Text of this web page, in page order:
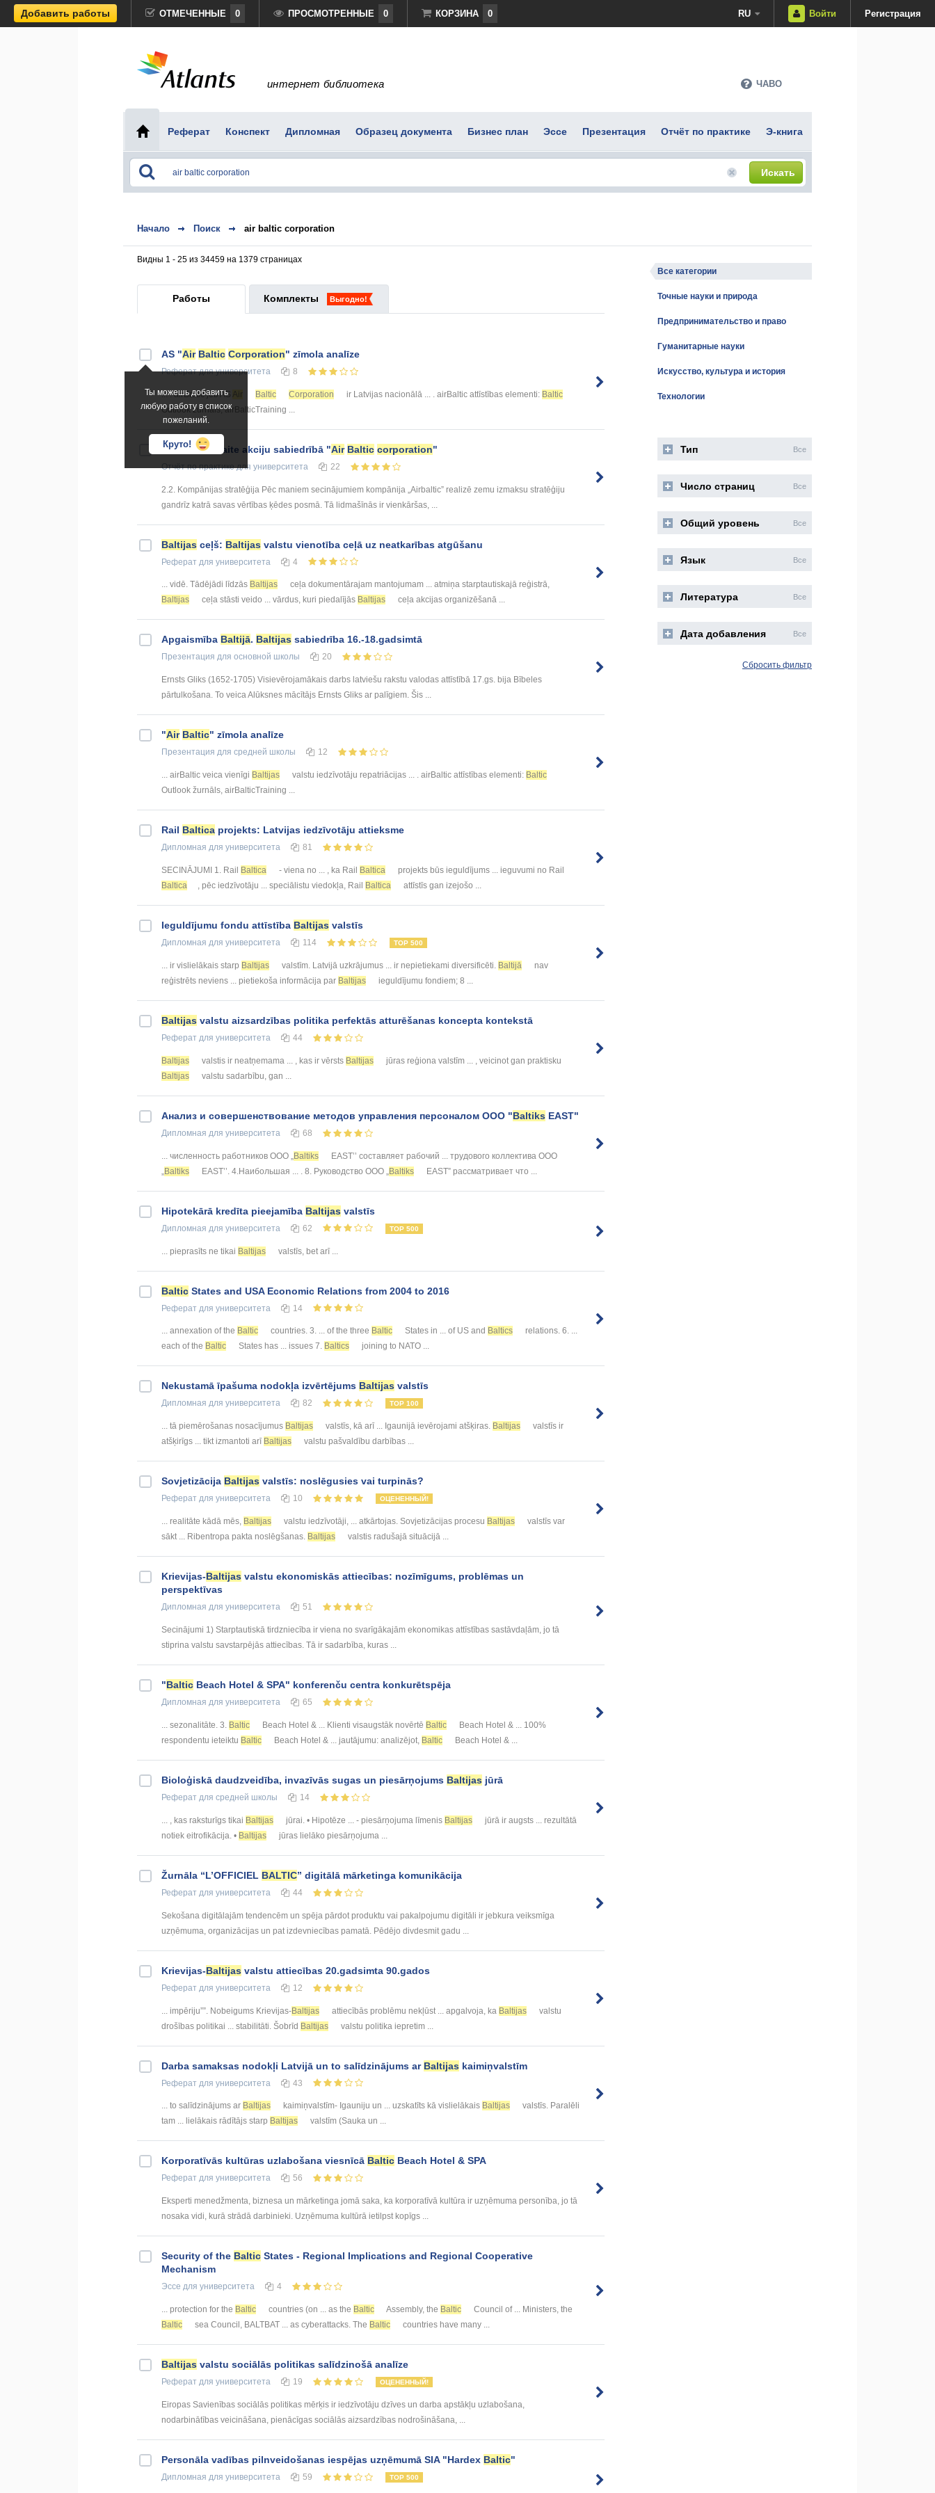
Добавить работы ОТМЕЧЕННЫЕ 0 ПРОСМОТРЕННЫЕ 0 КОРЗИНА 0 RU Войти Регистрация
интернет библиотека ЧАВО
Реферат Конспект Дипломная Образец документа Бизнес план Эссе Презентация Отчёт по практике Э-книга
Искать
Начало Поиск air baltic corporation
Видны 1 - 25 из 34459 на 1379 страницах
Работы Комплекты Выгодно!
Ты можешь добавить
любую работу в список
пожеланий.
Круто!
AS "Air Baltic Corporation" zīmola analīze
Рефератдля университета 8
... . airBaltic jeb AS Air Baltic Corporation ir Latvijas nacionālā ... . airBaltic attīstības elementi: Baltic
Outlook žurnāls, airBalticTraining ...
Prakses atskaite akciju sabiedrībā "Air Baltic corporation"
Отчёт по практикедля университета 22
2.2. Kompānijas stratēģija Pēc maniem secinājumiem kompānija „Airbaltic” realizē zemu izmaksu stratēģiju
gandrīz katrā savas vērtības ķēdes posmā. Tā lidmašīnās ir vienkāršas, ...
Baltijas ceļš: Baltijas valstu vienotība ceļā uz neatkarības atgūšanu
Реферат для университета 4
... vidē. Tādējādi līdzās Baltijas
ceļa dokumentārajam mantojumam ... atmiņa starptautiskajā reģistrā,
Baltijas
ceļa stāsti veido ... vārdus, kuri piedalījās Baltijas ceļa akcijas organizēšanā ...
Apgaismība Baltijā. Baltijas sabiedrība 16.-18.gadsimtā
Презентация для основной школы 20
Ernsts Gliks (1652-1705) Visievērojamākais darbs latviešu rakstu valodas attīstībā 17.gs. bija Bībeles
pārtulkošana. To veica Alūksnes mācītājs Ernsts Gliks ar palīgiem. Šis ...
"Air Baltic" zīmola analīze
Презентация для средней школы 12
... airBaltic veica vienīgi Baltijas valstu iedzīvotāju repatriācijas ... . airBaltic attīstības elementi: Baltic
Outlook žurnāls, airBalticTraining ...
Rail Baltica projekts: Latvijas iedzīvotāju attieksme
Дипломная для университета 81
SECINĀJUMI 1. Rail Baltica - viena no ... , ka Rail Baltica
projekts būs ieguldījums ... ieguvumi no Rail
Baltica
, pēc iedzīvotāju ... speciālistu viedokļa, Rail Baltica attīstīs gan izejošo ...
Ieguldījumu fondu attīstība Baltijas valstīs
Дипломная для университета 114 TOP 500
... ir vislielākais starp Baltijas valstīm. Latvijā uzkrājumus ... ir nepietiekami diversificēti. Baltijā
nav
reģistrēts neviens ... pietiekoša informācija par Baltijas ieguldījumu fondiem; 8 ...
Baltijas valstu aizsardzības politika perfektās atturēšanas koncepta kontekstā
Реферат для университета 44
Baltijas valstis ir neatņemama ... , kas ir vērsts Baltijas
jūras reģiona valstīm ... , veicinot gan praktisku
Baltijas
valstu sadarbību, gan ...
Анализ и совершенствование методов управления персоналом ООО "Baltiks EAST"
Дипломная для университета 68
... численность работников ООО „ Baltiks
EAST’’ составляет рабочий ... трудового коллектива ООО
Baltiks EAST’’. 4.Наибольшая ... . 8. Руководство ООО „ Baltiks EAST” рассматривает что ...
Hipotekārā kredīta pieejamība Baltijas valstīs
Дипломная для университета 62 TOP 500
... pieprasīts ne tikai Baltijas valstīs, bet arī ...
Baltic States and USA Economic Relations from 2004 to 2016
Реферат для университета 14
... annexation of the Baltic countries. 3. ... of the three Baltic States in ... of US and Baltics
relations. 6. ...
each of the Baltic States has ... issues 7. Baltics joining to NATO ...
Nekustamā īpašuma nodokļa izvērtējums Baltijas valstīs
Дипломная для университета 82 TOP 100
... tā piemērošanas nosacījumus Baltijas valstīs, kā arī ... Igaunijā ievērojami atšķiras. Baltijas
valstīs ir
atšķirīgs ... tikt izmantoti arī Baltijas valstu pašvaldību darbības ...
Sovjetizācija Baltijas valstīs: noslēgusies vai turpinās?
Реферат для университета 10 ОЦЕНЕННЫЙ!
... realitāte kādā mēs, Baltijas valstu iedzīvotāji, ... atkārtojas. Sovjetizācijas procesu Baltijas
valstīs var
sākt ... Ribentropa pakta noslēgšanas. Baltijas valstis radušajā situācijā ...
Krievijas-Baltijas valstu ekonomiskās attiecības: nozīmīgums, problēmas un
perspektīvas
Дипломная для университета 51
Secinājumi 1) Starptautiskā tirdzniecība ir viena no svarīgākajām ekonomikas attīstības sastāvdaļām, jo tā
stiprina valstu savstarpējās attiecības. Tā ir sadarbība, kuras ...
"Baltic Beach Hotel & SPA" konferenču centra konkurētspēja
Дипломная для университета 65
... sezonalitāte. 3. Baltic Beach Hotel & ... Klienti visaugstāk novērtē Baltic
Beach Hotel & ... 100%
respondentu ieteiktu Baltic Beach Hotel & ... jautājumu: analizējot, Baltic Beach Hotel & ...
Bioloģiskā daudzveidība, invazīvās sugas un piesārņojums Baltijas jūrā
Реферат для средней школы 14
... , kas raksturīgs tikai Baltijas jūrai. • Hipotēze ... - piesārņojuma līmenis Baltijas
jūrā ir augsts ... rezultātā
notiek eitrofikācija. • Baltijas jūras lielāko piesārņojuma ...
Žurnāla “L’OFFICIEL BALTIC” digitālā mārketinga komunikācija
Реферат для университета 44
Sekošana digitālajām tendencēm un spēja pārdot produktu vai pakalpojumu digitāli ir jebkura veiksmīga
uzņēmuma, organizācijas un pat izdevniecības pamatā. Pēdējo divdesmit gadu ...
Krievijas-Baltijas valstu attiecības 20.gadsimta 90.gados
Реферат для университета 12
... impēriju””. Nobeigums Krievijas-Baltijas attiecībās problēmu nekļūst ... apgalvoja, ka Baltijas
valstu
drošības politikai ... stabilitāti. Šobrīd Baltijas valstu politika iepretim ...
Darba samaksas nodokļi Latvijā un to salīdzinājums ar Baltijas kaimiņvalstīm
Реферат для университета 43
... to salīdzinājums ar Baltijas kaimiņvalstīm- Igauniju un ... uzskatīts kā vislielākais Baltijas
valstīs. Paralēli
tam ... lielākais rādītājs starp Baltijas valstīm (Sauka un ...
Korporatīvās kultūras uzlabošana viesnīcā Baltic Beach Hotel & SPA
Реферат для университета 56
Eksperti menedžmenta, biznesa un mārketinga jomā saka, ka korporatīvā kultūra ir uzņēmuma personība, jo tā
nosaka vidi, kurā strādā darbinieki. Uzņēmuma kultūrā ietilpst kopīgs ...
Security of the Baltic States - Regional Implications and Regional Cooperative
Mechanism
Эссе для университета 4
... protection for the Baltic countries (on ... as the Baltic Assembly, the Baltic
Council of ... Ministers, the
Baltic
sea Council, BALTBAT ... as cyberattacks. The Baltic countries have many ...
Baltijas valstu sociālās politikas salīdzinošā analīze
Реферат для университета 19 ОЦЕНЕННЫЙ!
Eiropas Savienības sociālās politikas mērķis ir iedzīvotāju dzīves un darba apstākļu uzlabošana,
nodarbinātības veicināšana, pienācīgas sociālās aizsardzības nodrošināšana, ...
Personāla vadības pilnveidošanas iespējas uzņēmumā SIA "Hardex Baltic"
Дипломная для университета 59 TOP 500
Все категории
Точные науки и природа
Предпринимательство и право
Гуманитарные науки
Искусство, культура и история
Технологии
Тип Все
Число страниц Все
Общий уровень Все
Язык Все
Литература Все
Дата добавления Все
Сбросить фильтр